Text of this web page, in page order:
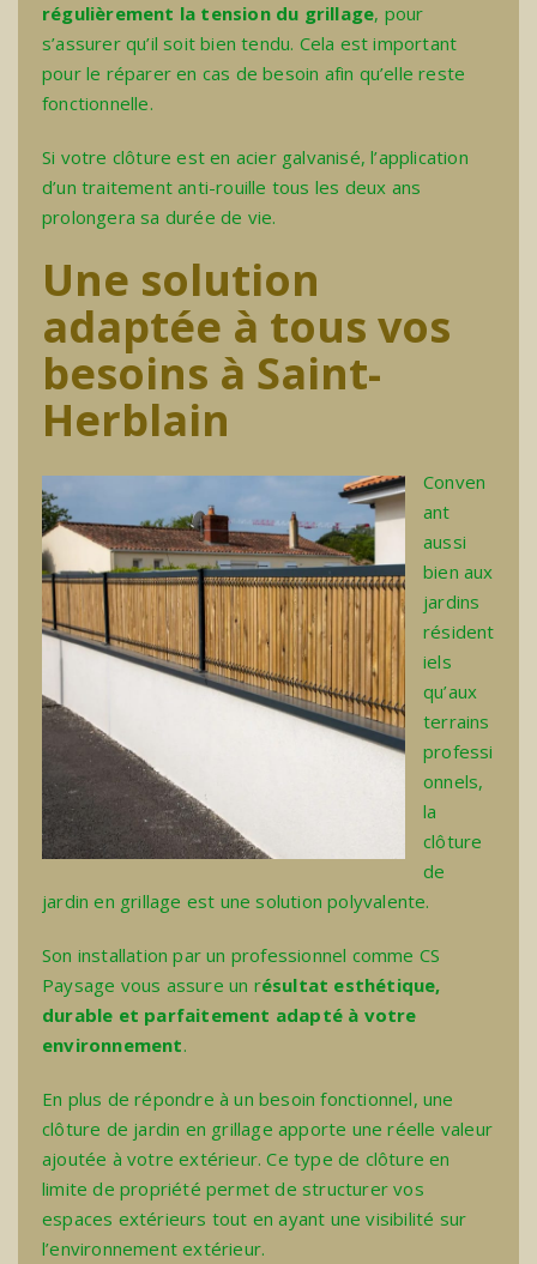
régulièrement la tension du grillage, pour
s’assurer qu’il soit bien tendu. Cela est important
pour le réparer en cas de besoin afin qu’elle reste
fonctionnelle.
Si votre clôture est en acier galvanisé, l’application
d’un traitement anti-rouille tous les deux ans
prolongera sa durée de vie.
Une solution
adaptée à tous vos
besoins à Saint-
Herblain
Conven
ant
aussi
bien aux
jardins
résident
iels
qu’aux
terrains
professi
onnels,
la
clôture
de
jardin en grillage est une solution polyvalente.
Son installation par un professionnel comme CS
Paysage vous assure un résultat esthétique,
durable et parfaitement adapté à votre
environnement.
En plus de répondre à un besoin fonctionnel, une
clôture de jardin en grillage apporte une réelle valeur
ajoutée à votre extérieur. Ce type de clôture en
limite de propriété permet de structurer vos
espaces extérieurs tout en ayant une visibilité sur
l’environnement extérieur.